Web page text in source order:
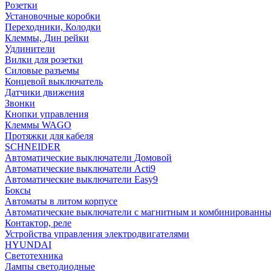
Розетки
Установочные коробки
Переходники, Колодки
Клеммы, Дин рейки
Удлинители
Вилки для розетки
Силовые разъемы
Концевой выключатель
Датчики движения
Звонки
Кнопки управления
Клеммы WAGO
Протяжки для кабеля
SCHNEIDER
Автоматические выключатели Домовой
Автоматические выключатели Acti9
Автоматические выключатели Easy9
Боксы
Автоматы в литом корпусе
Автоматические выключатели с магнитным и
Контактор, реле
Устройства управления электродвигателями
HYUNDAI
Светотехника
Лампы светодиодные